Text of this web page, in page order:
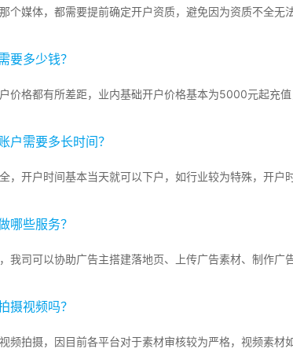
个媒体，都需要提前确定开户资质，避免因为资质不全
要多少钱？
价格都有所差距，业内基础开户价格基本为5000元起充
户需要多长时间？
，开户时间基本当天就可以下户，如行业较为特殊，开户
哪些服务？
我司可以协助广告主搭建落地页、上传广告素材、制作广
摄视频吗？
频拍摄，因目前各平台对于素材审核较为严格，视频素